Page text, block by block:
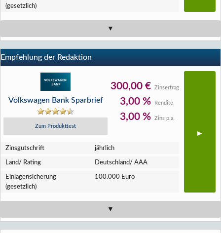
(gesetzlich)
Empfehlung der Redaktion
Volkswagen Bank Sparbrief
Zum Produkttest
300,00 € Zinsertrag
3,00 % Rendite
3,00 % Zins p.a.
Zins­gutschrift jährlich
Land/ Rating Deutschland/ AAA
Einlagen­sicherung
(gesetzlich)
100.000 Euro